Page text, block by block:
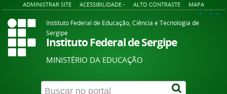
ADMINISTRAR SITE ACESSIBILIDADE - ALTO CONTRASTE MAPA
A+ A A-
Instituto Federal de Educação, Ciência e Tecnologia de
Sergipe
Instituto Federal de Sergipe
MINISTÉRIO DA EDUCAÇÃO